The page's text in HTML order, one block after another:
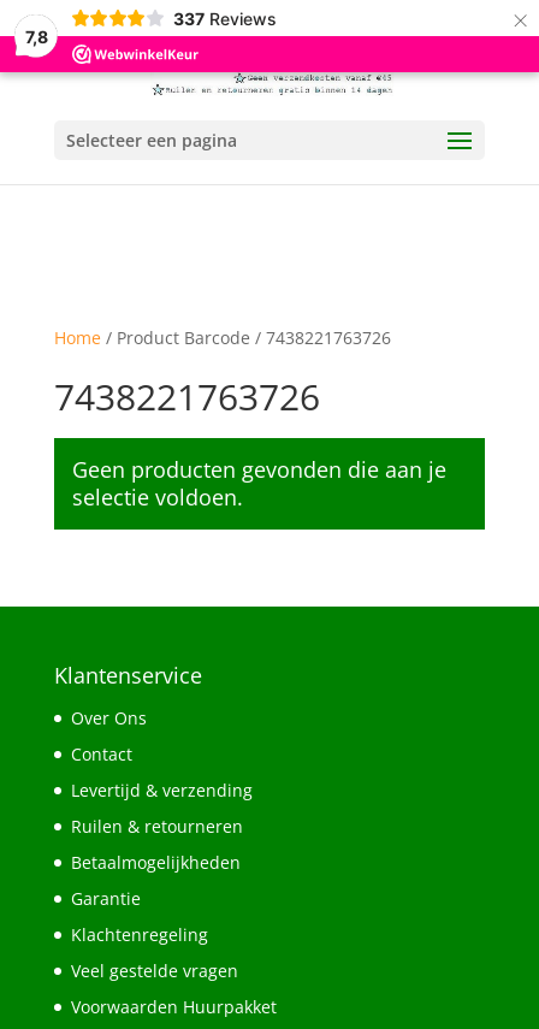
7,8
337 Reviews ×
Selecteer een pagina
Home/ Product Barcode / 7438221763726
7438221763726
Geen producten gevonden die aan je
selectie voldoen.
Klantenservice
Over Ons
Contact
Levertijd & verzending
Ruilen & retourneren
Betaalmogelijkheden
Garantie
Klachtenregeling
Veel gestelde vragen
Voorwaarden Huurpakket